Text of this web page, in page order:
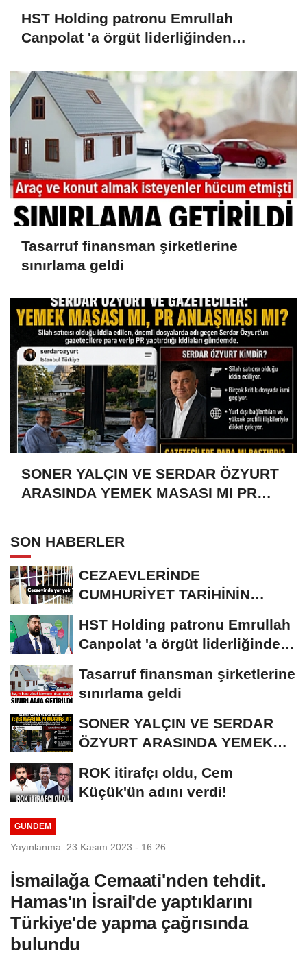
HST Holding patronu Emrullah
Canpolat 'a örgüt liderliğinden
malvarlığına el konuldu
Tasarruf finansman şirketlerine
sınırlama geldi
SONER YALÇIN VE SERDAR ÖZYURT
ARASINDA YEMEK MASASI MI PR
SON HABERLER
CEZAEVLERİNDE
CUMHURİYET TARİHİNİN
KİŞİ...
HST Holding patronu Emrullah
Canpolat 'a örgüt liderliğinden
Tasarruf finansman şirketlerine
sınırlama geldi
SONER YALÇIN VE SERDAR
ÖZYURT ARASINDA YEMEK
ROK itirafçı oldu, Cem
Küçük'ün adını verdi!
GÜNDEM
Yayınlanma: 23 Kasım 2023 - 16:26
İsmailağa Cemaati'nden tehdit.
Hamas'ın İsrail'de yaptıklarını
Türkiye'de yapma çağrısında
bulundu